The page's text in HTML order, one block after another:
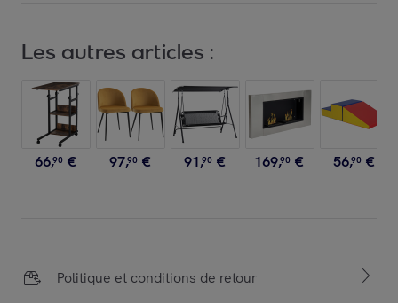
Les autres articles :
66,90 € 97,90 € 91,90 € 169,90 € 56,90 €
Politique et conditions de retour